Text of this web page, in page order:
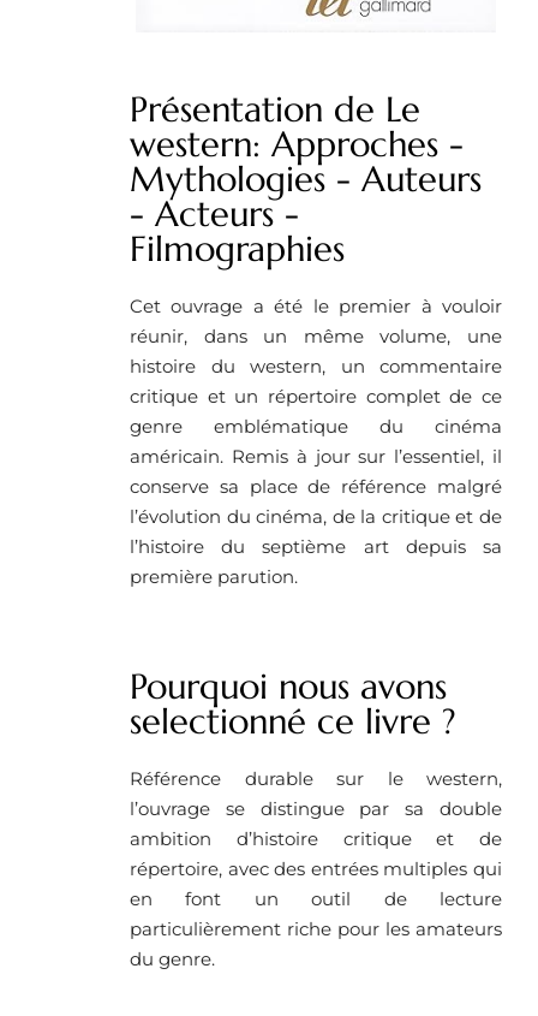
Présentation de Le
western: Approches -
Mythologies - Auteurs
- Acteurs -
Filmographies
Cet ouvrage a été le premier à vouloir
réunir, dans un même volume, une
histoire du western, un commentaire
critique et un répertoire complet de ce
genre emblématique du cinéma
américain. Remis à jour sur l’essentiel, il
conserve sa place de référence malgré
l’évolution du cinéma, de la critique et de
l’histoire du septième art depuis sa
première parution.
Pourquoi nous avons
selectionné ce livre ?
Référence durable sur le western,
l’ouvrage se distingue par sa double
ambition d’histoire critique et de
répertoire, avec des entrées multiples qui
en font un outil de lecture
particulièrement riche pour les amateurs
du genre.